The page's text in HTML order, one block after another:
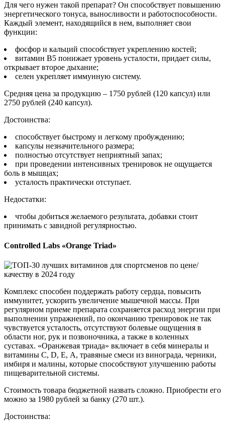
Для чего нужен такой препарат? Он способствует повышению
энергетического тонуса, выносливости и работоспособности.
Каждый элемент, находящийся в нем, выполняет свои
функции:
фосфор и кальций способствует укреплению костей;
витамин В5 понижает уровень усталости, придает силы,
открывает второе дыхание;
селен укрепляет иммунную систему.
Средняя цена за продукцию – 1750 рублей (120 капсул) или
2750 рублей (240 капсул).
Достоинства:
способствует быстрому и легкому пробуждению;
капсулы незначительного размера;
полностью отсутствует неприятный запах;
при проведении интенсивных тренировок не ощущается
боль в мышцах;
усталость практически отступает.
Недостатки:
чтобы добиться желаемого результата, добавки стоит
принимать с завидной регулярностью.
Controlled Labs «Orange Triad»
Комплекс способен поддержать работу сердца, повысить
иммунитет, ускорить увеличение мышечной массы. При
регулярном приеме препарата сохраняется расход энергии при
выполнении упражнений, по окончанию тренировок не так
чувствуется усталость, отсутствуют болевые ощущения в
области ног, рук и позвоночника, а также в коленных
суставах. «Оранжевая триада» включает в себя минералы и
витамины С, D, Е, А, травяные смеси из винограда, черники,
имбиря и малины, которые способствуют улучшению работы
пищеварительной системы.
Стоимость товара бюджетной назвать сложно. Приобрести его
можно за 1980 рублей за банку (270 шт.).
Достоинства: